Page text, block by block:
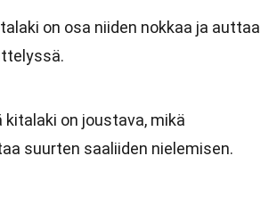
on osa niiden nokkaa ja auttaa
kitalaki on joustava, mikä
suurten saaliiden nielemisen.